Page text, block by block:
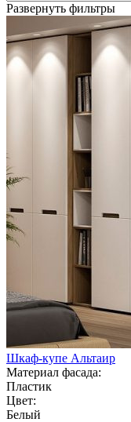
Развернуть фильтры
Шкаф-купе Альтаир
Материал фасада:
Пластик
Цвет:
Белый